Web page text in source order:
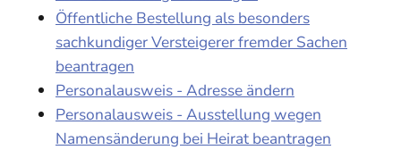
Öffentliche Bestellung als besonders
sachkundiger Versteigerer fremder Sachen
beantragen
Personalausweis - Adresse ändern
Personalausweis - Ausstellung wegen
Namensänderung bei Heirat beantragen